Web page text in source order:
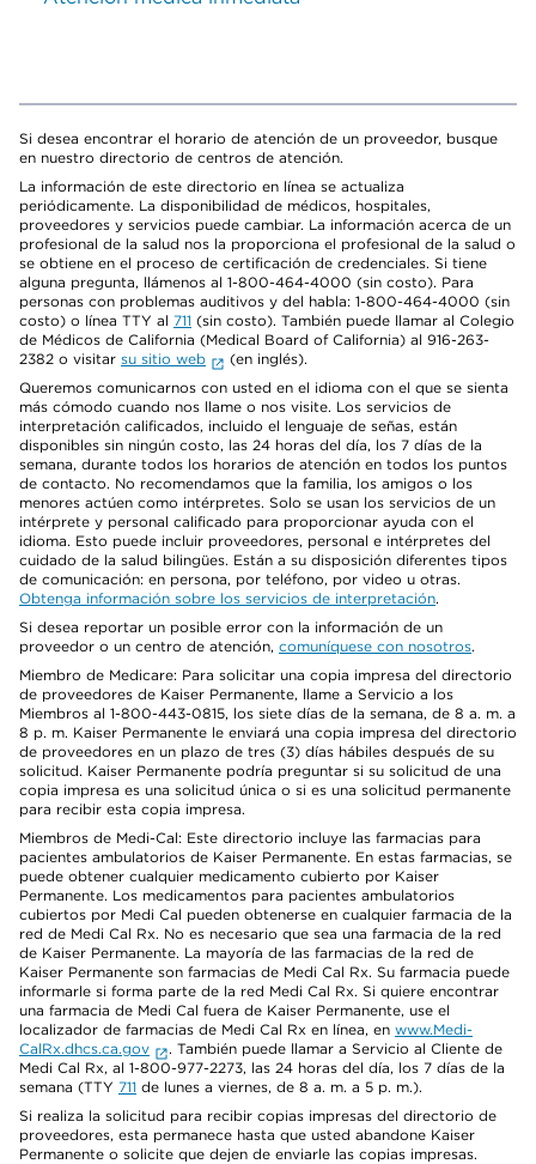
Si desea encontrar el horario de atención de un proveedor, busque
en nuestro directorio de centros de atención.
La información de este directorio en línea se actualiza
periódicamente. La disponibilidad de médicos, hospitales,
proveedores y servicios puede cambiar. La información acerca de un
profesional de la salud nos la proporciona el profesional de la salud o
se obtiene en el proceso de certificación de credenciales. Si tiene
alguna pregunta, llámenos al 1-800-464-4000 (sin costo). Para
personas con problemas auditivos y del habla: 1-800-464-4000 (sin
costo) o línea TTY al 711 (sin costo). También puede llamar al Colegio
de Médicos de California (Medical Board of California) al 916-263-
2382 o visitar su sitio web
(en inglés).
Queremos comunicarnos con usted en el idioma con el que se sienta
más cómodo cuando nos llame o nos visite. Los servicios de
interpretación calificados, incluido el lenguaje de señas, están
disponibles sin ningún costo, las 24 horas del día, los 7 días de la
semana, durante todos los horarios de atención en todos los puntos
de contacto. No recomendamos que la familia, los amigos o los
menores actúen como intérpretes. Solo se usan los servicios de un
intérprete y personal calificado para proporcionar ayuda con el
idioma. Esto puede incluir proveedores, personal e intérpretes del
cuidado de la salud bilingües. Están a su disposición diferentes tipos
de comunicación: en persona, por teléfono, por video u otras.
Obtenga información sobre los servicios de interpretación.
Si desea reportar un posible error con la información de un
proveedor o un centro de atención, comuníquese con nosotros.
Miembro de Medicare: Para solicitar una copia impresa del directorio
de proveedores de Kaiser Permanente, llame a Servicio a los
Miembros al 1-800-443-0815, los siete días de la semana, de 8 a. m. a
8 p. m. Kaiser Permanente le enviará una copia impresa del directorio
de proveedores en un plazo de tres (3) días hábiles después de su
solicitud. Kaiser Permanente podría preguntar si su solicitud de una
copia impresa es una solicitud única o si es una solicitud permanente
para recibir esta copia impresa.
Miembros de Medi-Cal: Este directorio incluye las farmacias para
pacientes ambulatorios de Kaiser Permanente. En estas farmacias, se
puede obtener cualquier medicamento cubierto por Kaiser
Permanente. Los medicamentos para pacientes ambulatorios
cubiertos por Medi Cal pueden obtenerse en cualquier farmacia de la
red de Medi Cal Rx. No es necesario que sea una farmacia de la red
de Kaiser Permanente. La mayoría de las farmacias de la red de
Kaiser Permanente son farmacias de Medi Cal Rx. Su farmacia puede
informarle si forma parte de la red Medi Cal Rx. Si quiere encontrar
una farmacia de Medi Cal fuera de Kaiser Permanente, use el
localizador de farmacias de Medi Cal Rx en línea, en www.Medi-
CalRx.dhcs.ca.gov
. También puede llamar a Servicio al Cliente de
Medi Cal Rx, al 1-800-977-2273, las 24 horas del día, los 7 días de la
semana (TTY 711 de lunes a viernes, de 8 a. m. a 5 p. m.).
Si realiza la solicitud para recibir copias impresas del directorio de
proveedores, esta permanece hasta que usted abandone Kaiser
Permanente o solicite que dejen de enviarle las copias impresas.